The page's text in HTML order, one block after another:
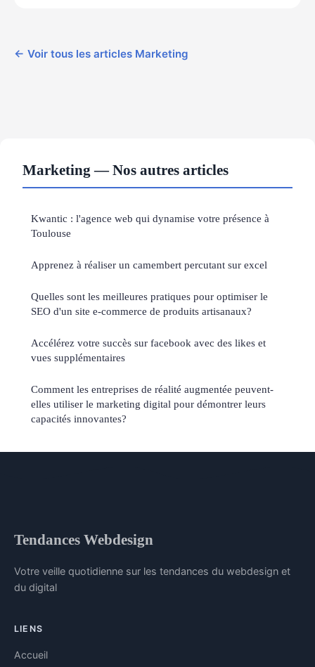
← Voir tous les articles Marketing
Marketing — Nos autres articles
Kwantic : l'agence web qui dynamise votre présence à
Toulouse
Apprenez à réaliser un camembert percutant sur excel
Quelles sont les meilleures pratiques pour optimiser le
SEO d'un site e-commerce de produits artisanaux?
Accélérez votre succès sur facebook avec des likes et
vues supplémentaires
Comment les entreprises de réalité augmentée peuvent-
elles utiliser le marketing digital pour démontrer leurs
capacités innovantes?
Tendances Webdesign
Votre veille quotidienne sur les tendances du webdesign et
du digital
LIENS
Accueil